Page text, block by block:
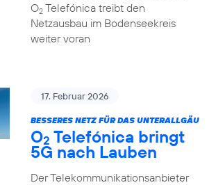
O2Telefónica treibt den
Netzausbau im Bodenseekreis
weiter voran
17. Februar 2026
BESSERES NETZ FÜR DAS UNTERALLGÄU
O2 Telefónica bringt
5G nach Lauben
Der Telekommunikationsanbieter